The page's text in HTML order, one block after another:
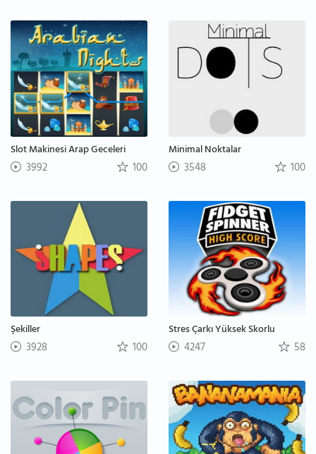
Slot Makinesi Arap Geceleri
3992 100
Minimal Noktalar
3548 100
Şekiller
3928 100
Stres Çarkı Yüksek Skorlu
4247 58